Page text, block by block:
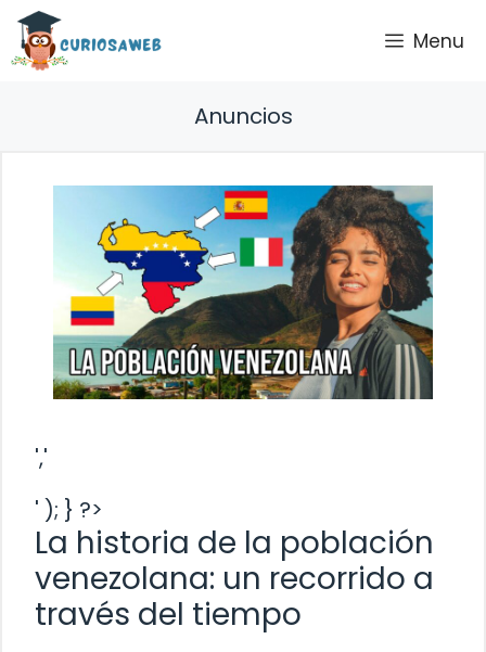
Saltar
contenido
Menu
Anuncios
','
' ); } ?>
La historia de la población
venezolana: un recorrido a
través del tiempo